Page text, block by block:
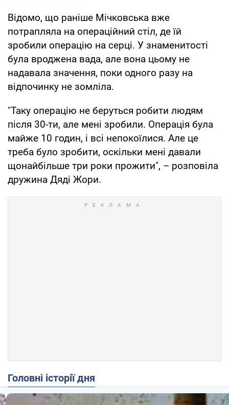
Відомо, що раніше Мічковська вже
потрапляла на операційний стіл, де їй
зробили операцію на серці. У знаменитості
була вроджена вада, але вона цьому не
надавала значення, поки одного разу на
відпочинку не зомліла.
"Таку операцію не беруться робити людям
після 30-ти, але мені зробили. Операція була
майже 10 годин, і всі непокоїлися. Але це
треба було зробити, оскільки мені давали
щонайбільше три роки прожити", – розповіла
дружина Дяді Жори.
Головні історії дня